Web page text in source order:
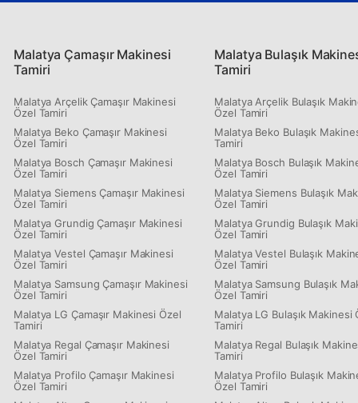
Malatya Çamaşır Makinesi
Tamiri
Malatya Arçelik Çamaşır Makinesi
Özel Tamiri
Malatya Beko Çamaşır Makinesi
Özel Tamiri
Malatya Bosch Çamaşır Makinesi
Özel Tamiri
Malatya Siemens Çamaşır Makinesi
Özel Tamiri
Malatya Grundig Çamaşır Makinesi
Özel Tamiri
Malatya Vestel Çamaşır Makinesi
Özel Tamiri
Malatya Samsung Çamaşır Makinesi
Özel Tamiri
Malatya LG Çamaşır Makinesi Özel
Tamiri
Malatya Regal Çamaşır Makinesi
Özel Tamiri
Malatya Profilo Çamaşır Makinesi
Özel Tamiri
Malatya Bulaşık
Tamiri
Malatya Arçelik Bulaşık
Özel Tamiri
Malatya Beko Bulaşık
Tamiri
Malatya Bosch Bulaşık
Özel Tamiri
Malatya Siemens Bulaşık
Özel Tamiri
Malatya Grundig Bulaşık
Özel Tamiri
Malatya Vestel Bulaşık
Özel Tamiri
Malatya Samsung Bulaşık
Özel Tamiri
Malatya LG Bulaşık Makinesi
Tamiri
Malatya Regal Bulaşık
Tamiri
Malatya Profilo Bulaşık
Özel Tamiri